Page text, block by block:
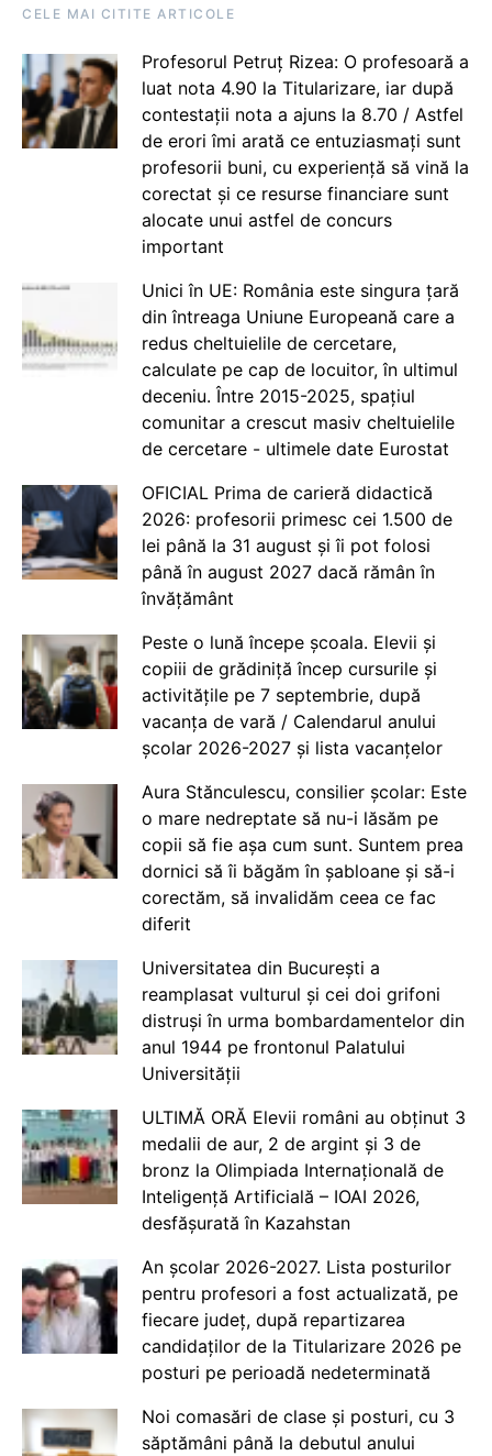
CELE MAI CITITE ARTICOLE
Profesorul Petruț Rizea: O profesoară a
luat nota 4.90 la Titularizare, iar după
contestații nota a ajuns la 8.70 / Astfel
de erori îmi arată ce entuziasmați sunt
profesorii buni, cu experiență să vină la
corectat și ce resurse financiare sunt
alocate unui astfel de concurs
important
Unici în UE: România este singura țară
din întreaga Uniune Europeană care a
redus cheltuielile de cercetare,
calculate pe cap de locuitor, în ultimul
deceniu. Între 2015-2025, spațiul
comunitar a crescut masiv cheltuielile
de cercetare - ultimele date Eurostat
OFICIAL Prima de carieră didactică
2026: profesorii primesc cei 1.500 de
lei până la 31 august și îi pot folosi
până în august 2027 dacă rămân în
învățământ
Peste o lună începe școala. Elevii și
copiii de grădiniță încep cursurile și
activitățile pe 7 septembrie, după
vacanța de vară / Calendarul anului
școlar 2026-2027 și lista vacanțelor
Aura Stănculescu, consilier școlar: Este
o mare nedreptate să nu-i lăsăm pe
copii să fie așa cum sunt. Suntem prea
dornici să îi băgăm în șabloane și să-i
corectăm, să invalidăm ceea ce fac
diferit
Universitatea din București a
reamplasat vulturul și cei doi grifoni
distruși în urma bombardamentelor din
anul 1944 pe frontonul Palatului
Universității
ULTIMĂ ORĂ Elevii români au obținut 3
medalii de aur, 2 de argint și 3 de
bronz la Olimpiada Internațională de
Inteligență Artificială – IOAI 2026,
desfășurată în Kazahstan
An școlar 2026-2027. Lista posturilor
pentru profesori a fost actualizată, pe
fiecare județ, după repartizarea
candidaților de la Titularizare 2026 pe
posturi pe perioadă nedeterminată
Noi comasări de clase și posturi, cu 3
săptămâni până la debutul anului